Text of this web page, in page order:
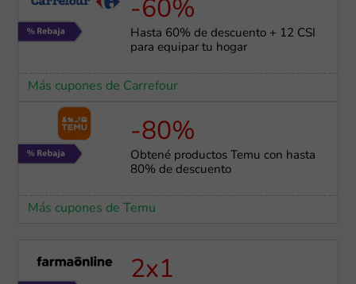
-60%
Hasta 60% de descuento + 12 CSI
para equipar tu hogar
Más cupones de Carrefour
-80%
Obtené productos Temu con hasta
80% de descuento
Más cupones de Temu
2x1